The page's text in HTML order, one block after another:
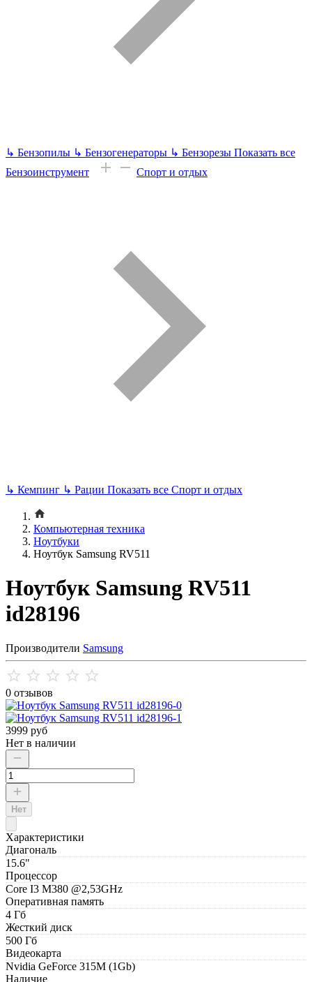
↳ Бензопилы ↳ Бензогенераторы ↳ Бензорезы Показать все
Бензоинструмент
Спорт и отдых
↳ Кемпинг ↳ Рации Показать все Спорт и отдых
Компьютерная техника
Ноутбуки
Ноутбук Samsung RV511
Ноутбук Samsung RV511
id28196
Производители Samsung
0 отзывов
3999 руб
Нет в наличии
Нет
Характеристики
Диагональ
15.6"
Процессор
Соrе I3 М380 @2,53GНz
Оперативная память
4 Гб
Жесткий диск
500 Гб
Видеокарта
Nvidiа GеFоrсе 315М (1Gb)
Наличие